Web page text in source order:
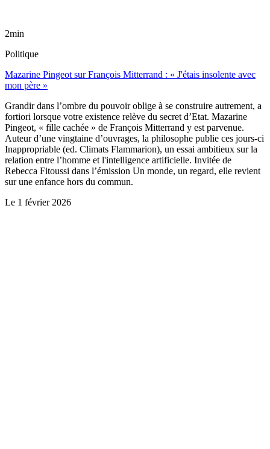
2min
Politique
Mazarine Pingeot sur François Mitterrand : « J'étais insolente avec
mon père »
Grandir dans l’ombre du pouvoir oblige à se construire autrement, a
fortiori lorsque votre existence relève du secret d’Etat. Mazarine
Pingeot, « fille cachée » de François Mitterrand y est parvenue.
Auteur d’une vingtaine d’ouvrages, la philosophe publie ces jours-ci
Inappropriable (ed. Climats Flammarion), un essai ambitieux sur la
relation entre l’homme et l'intelligence artificielle. Invitée de
Rebecca Fitoussi dans l’émission Un monde, un regard, elle revient
sur une enfance hors du commun.
Le 1 février 2026